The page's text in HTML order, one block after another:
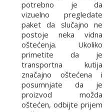
potrebno je da
vizuelno pregledate
paket da slučajno ne
postoje neka vidna
oštećenja. Ukoliko
primetite da je
transportna kutija
značajno oštećena i
posumnjate da je
proizvod možda
oštećen, odbijte prijem